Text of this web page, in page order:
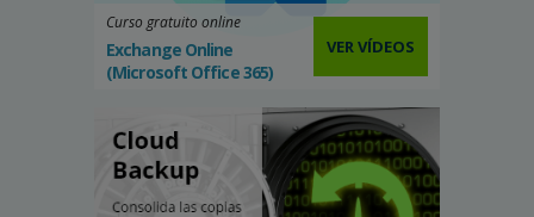
Curso gratuito online
Exchange Online
(Microsoft Office 365)
VER VÍDEOS